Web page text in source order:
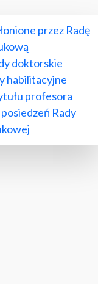
przez Radę
doktorskie
habilitacyjne
profesora
Rady